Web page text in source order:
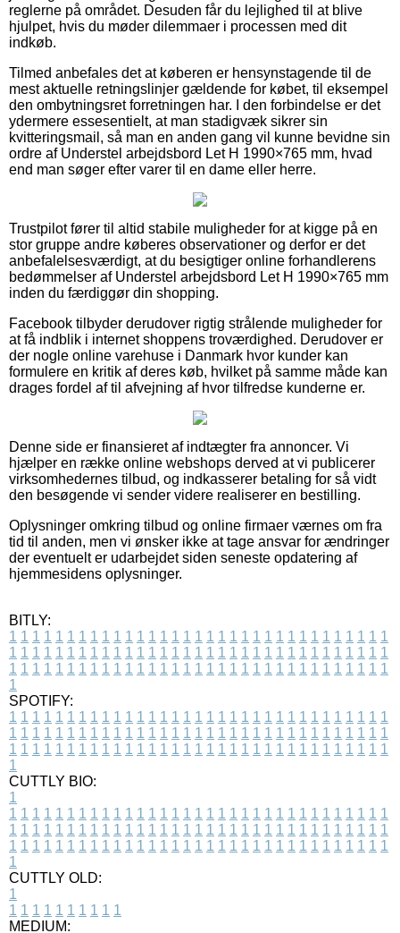
reglerne på området. Desuden får du lejlighed til at blive
hjulpet, hvis du møder dilemmaer i processen med dit
indkøb.
Tilmed anbefales det at køberen er hensynstagende til de
mest aktuelle retningslinjer gældende for købet, til eksempel
den ombytningsret forretningen har. I den forbindelse er det
ydermere essesentielt, at man stadigvæk sikrer sin
kvitteringsmail, så man en anden gang vil kunne bevidne sin
ordre af Understel arbejdsbord Let H 1990×765 mm, hvad
end man søger efter varer til en dame eller herre.
Trustpilot fører til altid stabile muligheder for at kigge på en
stor gruppe andre køberes observationer og derfor er det
anbefalelsesværdigt, at du besigtiger online forhandlerens
bedømmelser af Understel arbejdsbord Let H 1990×765 mm
inden du færdiggør din shopping.
Facebook tilbyder derudover rigtig strålende muligheder for
at få indblik i internet shoppens troværdighed. Derudover er
der nogle online varehuse i Danmark hvor kunder kan
formulere en kritik af deres køb, hvilket på samme måde kan
drages fordel af til afvejning af hvor tilfredse kunderne er.
Denne side er finansieret af indtægter fra annoncer. Vi
hjælper en række online webshops derved at vi publicerer
virksomhedernes tilbud, og indkasserer betaling for så vidt
den besøgende vi sender videre realiserer en bestilling.
Oplysninger omkring tilbud og online firmaer værnes om fra
tid til anden, men vi ønsker ikke at tage ansvar for ændringer
der eventuelt er udarbejdet siden seneste opdatering af
hjemmesidens oplysninger.
BITLY:
1 1 1 1 1 1 1 1 1 1 1 1 1 1 1 1 1 1 1 1 1 1 1 1 1 1 1 1 1 1 1 1 1
1 1 1 1 1 1 1 1 1 1 1 1 1 1 1 1 1 1 1 1 1 1 1 1 1 1 1 1 1 1 1 1 1
1 1 1 1 1 1 1 1 1 1 1 1 1 1 1 1 1 1 1 1 1 1 1 1 1 1 1 1 1 1 1 1 1
1
SPOTIFY:
1 1 1 1 1 1 1 1 1 1 1 1 1 1 1 1 1 1 1 1 1 1 1 1 1 1 1 1 1 1 1 1 1
1 1 1 1 1 1 1 1 1 1 1 1 1 1 1 1 1 1 1 1 1 1 1 1 1 1 1 1 1 1 1 1 1
1 1 1 1 1 1 1 1 1 1 1 1 1 1 1 1 1 1 1 1 1 1 1 1 1 1 1 1 1 1 1 1 1
1
CUTTLY BIO:
1
1 1 1 1 1 1 1 1 1 1 1 1 1 1 1 1 1 1 1 1 1 1 1 1 1 1 1 1 1 1 1 1 1
1 1 1 1 1 1 1 1 1 1 1 1 1 1 1 1 1 1 1 1 1 1 1 1 1 1 1 1 1 1 1 1 1
1 1 1 1 1 1 1 1 1 1 1 1 1 1 1 1 1 1 1 1 1 1 1 1 1 1 1 1 1 1 1 1 1
1
CUTTLY OLD:
1
1 1 1 1 1 1 1 1 1 1
MEDIUM: